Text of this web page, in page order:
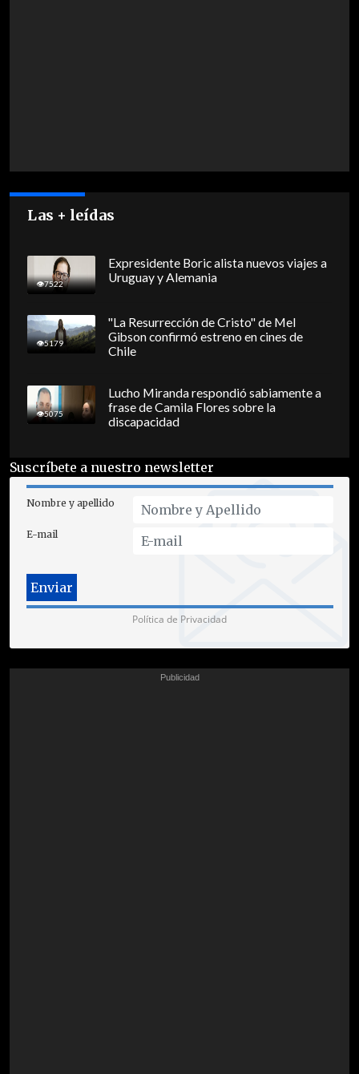
Las + leídas
7522
Expresidente Boric alista nuevos viajes a
Uruguay y Alemania
5179
"La Resurrección de Cristo" de Mel
Gibson confirmó estreno en cines de
Chile
5075
Lucho Miranda respondió sabiamente a
frase de Camila Flores sobre la
discapacidad
Suscríbete a nuestro newsletter
Nombre y apellido
E-mail
Política de Privacidad